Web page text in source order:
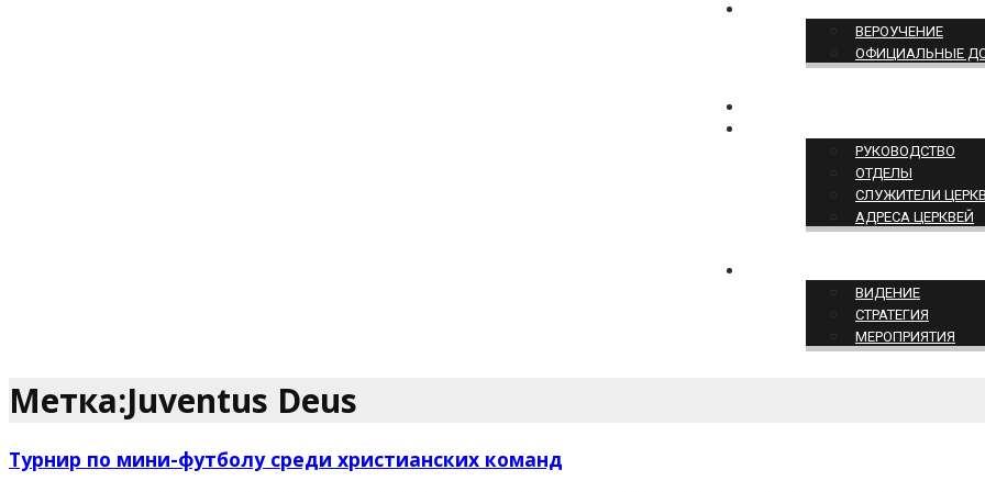
ВЕРОУЧЕНИЕ
ОФИЦИАЛЬНЫЕ
РУКОВОДСТВО
ОТДЕЛЫ
СЛУЖИТЕЛИ
АДРЕСА ЦЕРКВЕЙ
ВИДЕНИЕ
СТРАТЕГИЯ
МЕРОПРИЯТИЯ
Метка:Juventus Deus
Турнир по мини-футболу среди христианских команд